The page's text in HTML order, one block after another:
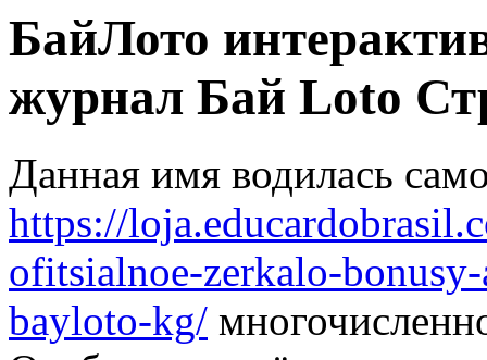
БайЛото
журнал Бай Loto
Данная имя водилась
https://
ofitsialnoe-zerkalo-
bayloto-kg/